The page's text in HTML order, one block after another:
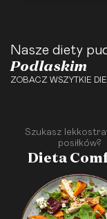
Nasze diety
Podlaskim
ZOBACZ WSZYTKIE
Szukasz
posiłków?
Dieta